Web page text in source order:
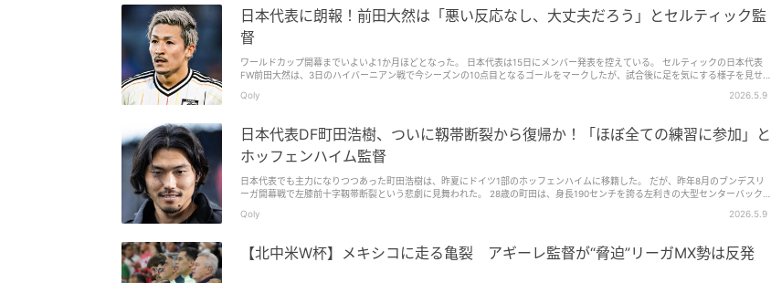
之（ファジアーノ岡山） 54歳 鬼木達（鹿島アントラーズ） 52歳 リカルド・ロドリゲス（柏レイソル） 52歳 吉田孝行（清水エ
スパルス） 49歳 樹森大介（水戸ホーリーホック） 48歳 小林慶行（ジェフユナイテッド千葉） 48歳 大島秀夫（横浜F・マリノ
ス） 46歳 アーサー・パパス（セレッソ大阪） 46歳 田中達也（浦和レッズ、暫定） 43歳 塚原真也（アビスパ福岡、暫定） 41歳
バルトシュ・ガウル（サンフレッチェ広島） 38歳 イェンス・ヴィッシング（ガンバ大阪） 38歳 68歳から38歳まで30歳の幅があ
る。 ちなみに、韓国のKリーグは52.9歳で6番目に平均年齢が高い。 そして、最も平均年齢が高いのはブルガリア1部で55.7歳、
最も平均年齢が若いのは、スウェーデン1部で43.5歳。 また、J1監督の平均在籍期間は18.1か月。1年以内に解任される確率は
CIES（国際スポーツ研究センター）は、FIFAなどの共同事業として1995年に創設された機関。 筆者：井上大輔（編集部）
日本代表に朗報！前田大然は「悪い反応なし、大丈夫だろう」とセルティック監
督
ワールドカップ開幕までいよいよ1か月ほどとなった。 日本代表は15日にメンバー発表を控えている。 セルティックの日本代表
FW前田大然は、3日のハイバーニアン戦で今シーズンの10点目となるゴールをマークしたが、試合後に足を気にする様子を見せな
ンプに陥ったものの、今季終盤にきて調子を上げている。 ただ、『BBC』によれば、前田の状態は問題ないようだ。 マーティ
表選手、海外で『マシーン』扱いされた猛者5人 旗手怜央も所属するセルティックは、6連覇を目指すリーグ戦が残り3試合、その
後の23日には国内カップ決勝が控えている。 筆者：井上大輔（編集部）
Qoly 2026.5.9
日本代表DF町田浩樹、ついに靱帯断裂から復帰か！「ほぼ全ての練習に参加」と
ホッフェンハイム監督
日本代表でも主力になりつつあった町田浩樹は、昨夏にドイツ1部のホッフェンハイムに移籍した。 だが、昨年8月のブンデスリ
ーガ開幕戦で左膝前十字靱帯断裂という悲劇に見舞われた。 28歳の町田は、身長190センチを誇る左利きの大型センターバック。
づいている。クラブ公式によれば、クリスティアン・イルザー監督が「町田はトレーニングのほぼすべてに参加し、さらにプロセ
る。 『ligainsider』は、町田が復帰する可能性についてこう伝えていた。 「十字靭帯断裂から8ヶ月以上が経過した町田は、復帰
に近づいている。今週、チーム練習にほぼフルで参加できるようになり、原則として試合メンバーの選択肢に入る。 しかし、ブ
Qoly 2026.5.9
【北中米W杯】メキシコに走る亀裂 アギーレ監督が“脅迫”リーガMX勢は反発